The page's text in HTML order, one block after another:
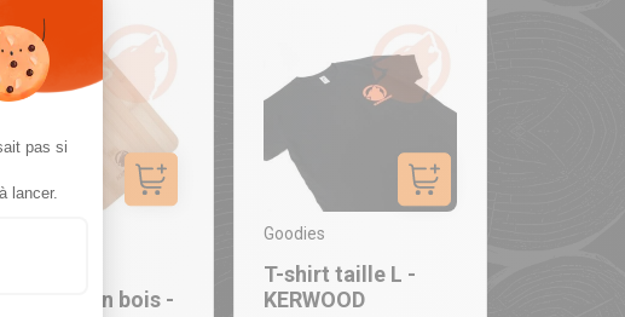
Ajouter au panier
découper en bois -
Ajouter au panier
Goodies
T-shirt taille L -
KERWOOD